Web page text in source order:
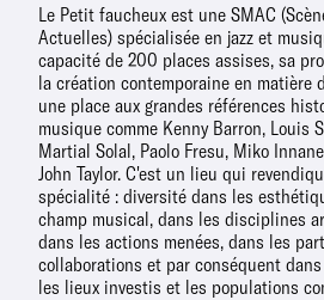
Le Petit faucheux est une SMAC
Actuelles) spécialisée en jazz et
capacité de 200 places assises, sa
la création contemporaine en matière
une place aux grandes références
musique comme Kenny Barron, Louis
Martial Solal, Paolo Fresu, Miko
John Taylor. C'est un lieu qui
spécialité : diversité dans les
champ musical, dans les disciplines
dans les actions menées, dans les
collaborations et par conséquent
les lieux investis et les populations